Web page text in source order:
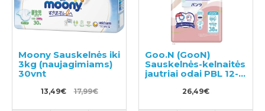
Moony Sauskelnės iki
3kg (naujagimiams)
30vnt
13,49€ 17,99€
Goo.N (GooN)
Sauskelnės-kelnaitės
jautriai odai PBL 12-
26,49€